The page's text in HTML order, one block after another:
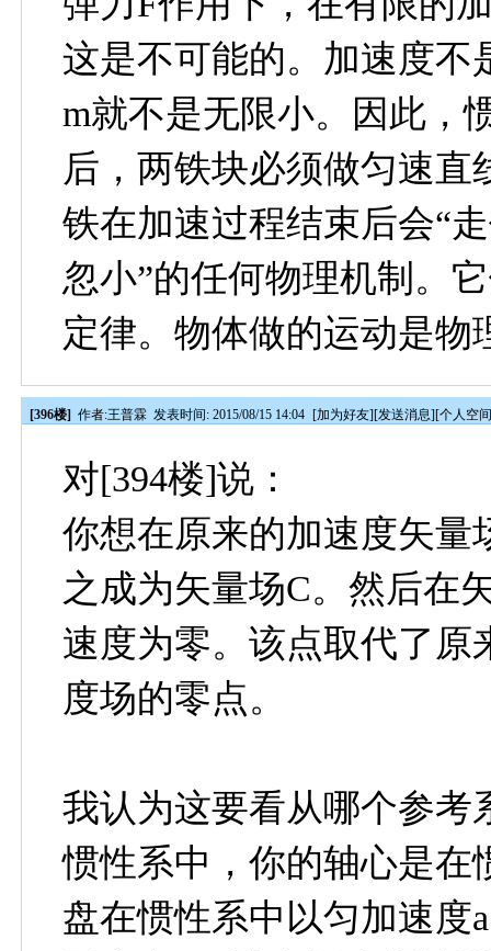
这是不可能的。加速度不
m就不是无限小。因此，
后，两铁块必须做匀速
铁在加速过程结束后会“
忽小”的任何物理机制。
定律。物体做的运动是物
[396楼] 作者:王普霖 发表时间: 2015/08/15 14:04 [加为好友][发送消息][个人空
对[394楼]说：
你想在原来的加速度矢
之成为矢量场C。然后在
速度为零。该点取代了原
度场的零点。
我认为这要看从哪个参考
惯性系中，你的轴心是在
盘在惯性系中以匀加速度